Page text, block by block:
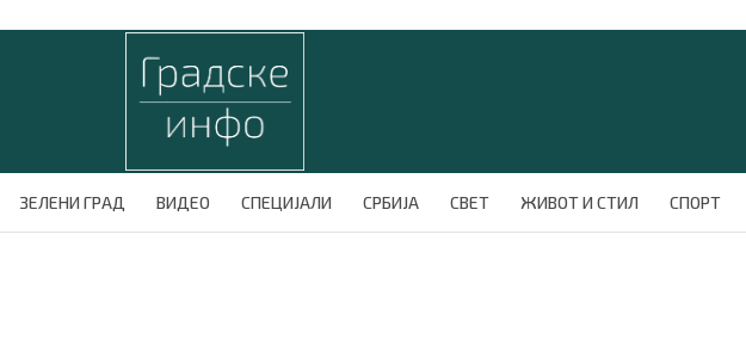
ЗЕЛЕНИ ГРАД ВИДЕО СПЕЦИЈАЛИ СРБИЈА СВЕТ ЖИВОТ И СТИЛ СПОРТ